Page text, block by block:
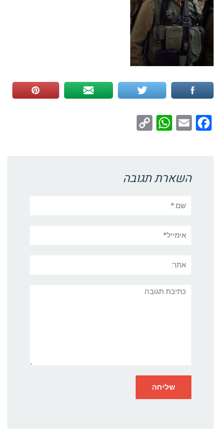
Facebook
Email
WhatsApp
השארת תגובה
תגובה